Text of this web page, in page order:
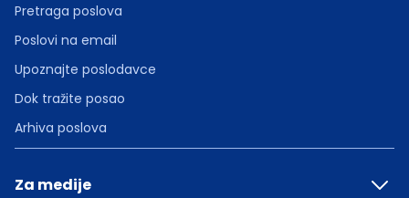
Pretraga poslova
Poslovi na email
Upoznajte poslodavce
Dok tražite posao
Arhiva poslova
Za medije